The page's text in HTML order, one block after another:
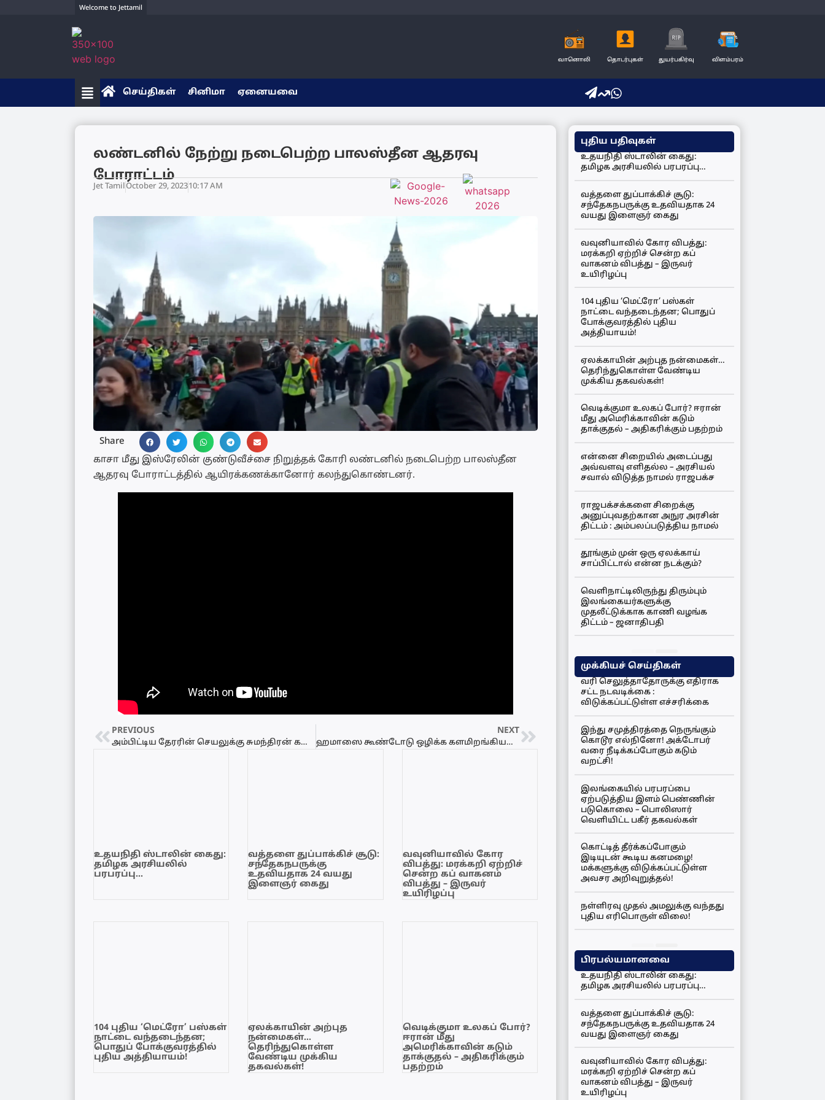
Welcome to Jettamil
வானொலி தொடர்புகள் துயர்பகிர்வு விளம்பரம்
செய்திகள் சினிமா ஏனையவை
லண்டனில் நேற்று நடைபெற்ற பாலஸ்தீன ஆதரவு
போராட்டம்
Jet TamilOctober 29, 202310:17 AM
Share
காசா மீது இஸ்ரேலின் குண்டுவீச்சை நிறுத்தக் கோரி லண்டனில் நடைபெற்ற பாலஸ்தீன
ஆதரவு போராட்டத்தில் ஆயிரக்கணக்கானோர் கலந்துகொண்டனர்.
PREVIOUS
அம்பிட்டிய தேரரின் செயலுக்கு சுமந்திரன் கண்டனம்
NEXT
ஹமாஸை கூண்டோடு ஒழிக்க களமிறங்கியது ‘பிசாசு’ படை
உதயநிதி ஸ்டாலின் கைது:
தமிழக அரசியலில்
பரபரப்பு…
வத்தளை துப்பாக்கிச் சூடு:
சந்தேகநபருக்கு
உதவியதாக 24 வயது
இளைஞர் கைது
வவுனியாவில் கோர
விபத்து: மரக்கறி ஏற்றிச்
சென்ற கப் வாகனம்
விபத்து – இருவர்
உயிரிழப்பு
104 புதிய ‘மெட்ரோ’ பஸ்கள்
நாட்டை வந்தடைந்தன;
பொதுப் போக்குவரத்தில்
புதிய அத்தியாயம்!
ஏலக்காயின் அற்புத
நன்மைகள்…
தெரிந்துகொள்ள
வேண்டிய முக்கிய
தகவல்கள்!
வெடிக்குமா உலகப் போர்?
ஈரான் மீது
அமெரிக்காவின் கடும்
தாக்குதல் – அதிகரிக்கும்
பதற்றம்
புதிய பதிவுகள்
உதயநிதி ஸ்டாலின் கைது:
தமிழக அரசியலில் பரபரப்பு…
வத்தளை துப்பாக்கிச் சூடு:
சந்தேகநபருக்கு உதவியதாக 24
வயது இளைஞர் கைது
வவுனியாவில் கோர விபத்து:
மரக்கறி ஏற்றிச் சென்ற கப்
வாகனம் விபத்து – இருவர்
உயிரிழப்பு
104 புதிய ‘மெட்ரோ’ பஸ்கள்
நாட்டை வந்தடைந்தன; பொதுப்
போக்குவரத்தில் புதிய
அத்தியாயம்!
ஏலக்காயின் அற்புத நன்மைகள்…
தெரிந்துகொள்ள வேண்டிய
முக்கிய தகவல்கள்!
வெடிக்குமா உலகப் போர்? ஈரான்
மீது அமெரிக்காவின் கடும்
தாக்குதல் – அதிகரிக்கும் பதற்றம்
என்னை சிறையில் அடைப்பது
அவ்வளவு எளிதல்ல – அரசியல்
சவால் விடுத்த நாமல் ராஜபக்ச
ராஜபக்சக்களை சிறைக்கு
அனுப்புவதற்கான அநுர அரசின்
திட்டம் : அம்பலப்படுத்திய நாமல்
தூங்கும் முன் ஒரு ஏலக்காய்
சாப்பிட்டால் என்ன நடக்கும்?
வெளிநாட்டிலிருந்து திரும்பும்
இலங்கையர்களுக்கு
முதலீட்டுக்காக காணி வழங்க
திட்டம் – ஜனாதிபதி
முக்கியச் செய்திகள்
வரி செலுத்தாதோருக்கு எதிராக
சட்ட நடவடிக்கை :
விடுக்கப்பட்டுள்ள எச்சரிக்கை
இந்து சமுத்திரத்தை நெருங்கும்
கொடூர எல்நினோ! அக்டோபர்
வரை நீடிக்கப்போகும் கடும்
வறட்சி!
இலங்கையில் பரபரப்பை
ஏற்படுத்திய இளம் பெண்ணின்
படுகொலை – பொலிஸார்
வெளியிட்ட பகீர் தகவல்கள்
கொட்டித் தீர்க்கப்போகும்
இடியுடன் கூடிய கனமழை!
மக்களுக்கு விடுக்கப்பட்டுள்ள
அவசர அறிவுறுத்தல்!
நள்ளிரவு முதல் அமலுக்கு வந்தது
புதிய எரிபொருள் விலை!
பிரபல்யமானவை
உதயநிதி ஸ்டாலின் கைது:
தமிழக அரசியலில் பரபரப்பு…
வத்தளை துப்பாக்கிச் சூடு:
சந்தேகநபருக்கு உதவியதாக 24
வயது இளைஞர் கைது
வவுனியாவில் கோர விபத்து:
மரக்கறி ஏற்றிச் சென்ற கப்
வாகனம் விபத்து – இருவர்
உயிரிழப்பு